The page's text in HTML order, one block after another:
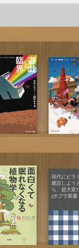
現代にピラ
建設しよう
ら、超大変
(ポプラ新書